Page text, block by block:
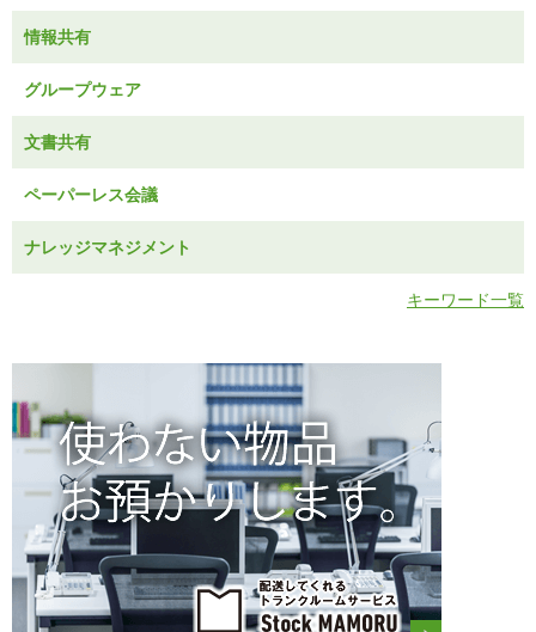
情報共有
グループウェア
文書共有
ペーパーレス会議
ナレッジマネジメント
キーワード一覧